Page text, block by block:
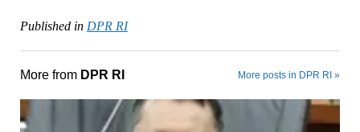
Published in DPR RI
More from DPR RI More posts in DPR RI »